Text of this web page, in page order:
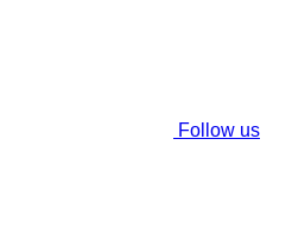
Follow us